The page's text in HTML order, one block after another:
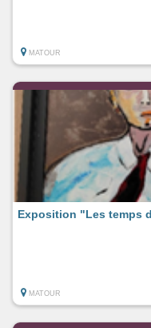
MATOUR
Exposition "Les temps
MATOUR